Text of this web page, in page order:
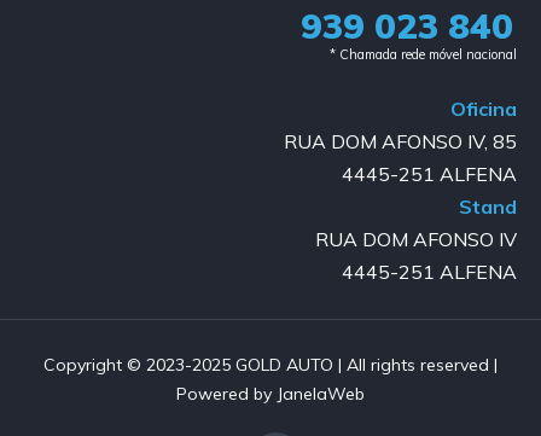
939 023 840​
* Chamada rede móvel nacional
Oficina
RUA DOM AFONSO IV, 85
4445-251 ALFENA
Stand
RUA DOM AFONSO IV
4445-251 ALFENA
Copyright © 2023-2025 GOLD AUTO | All rights reserved |
Powered by JanelaWeb